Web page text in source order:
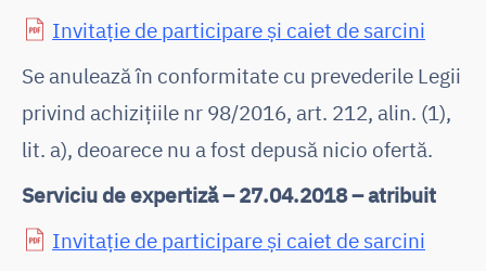
Invitație de participare și caiet de sarcini
Se anulează în conformitate cu prevederile Legii
privind achiziţiile nr 98/2016, art. 212, alin. (1),
lit. a), deoarece nu a fost depusă nicio ofertă.
Serviciu de expertiză – 27.04.2018 – atribuit
Invitație de participare și caiet de sarcini